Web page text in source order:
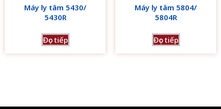
Máy ly tâm 5430/
5430R
Đọc tiếp
Máy ly tâm 5804/
5804R
Đọc tiếp